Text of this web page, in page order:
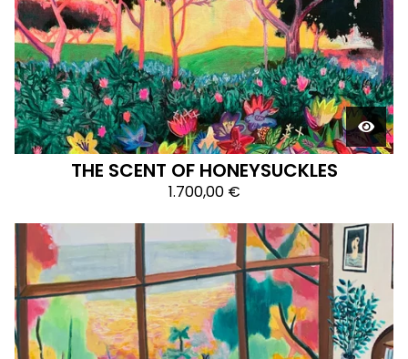
THE SCENT OF HONEYSUCKLES
1.700,00 €